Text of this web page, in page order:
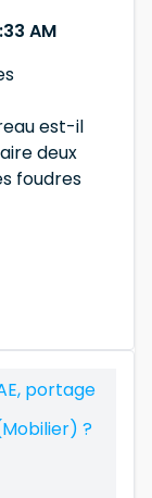
AM
est-il
deux
foudres
portage
?